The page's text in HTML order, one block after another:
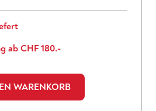
ab CHF 180.-
WARENKORB